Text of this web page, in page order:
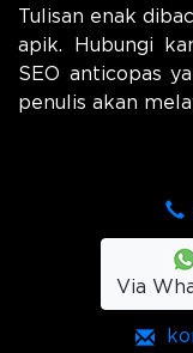
Tulisan enak
apik. Hubungi
SEO anticopas
penulis akan
Via